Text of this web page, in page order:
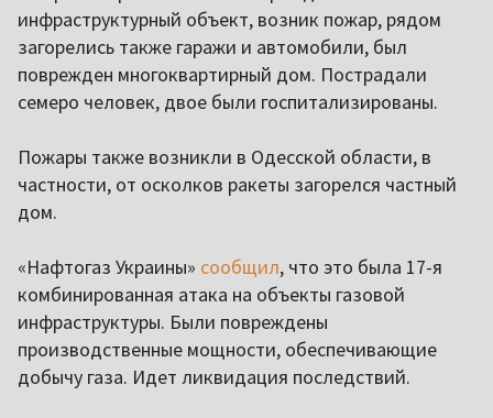
инфраструктурный объект, возник пожар, рядом
загорелись также гаражи и автомобили, был
поврежден многоквартирный дом. Пострадали
семеро человек, двое были госпитализированы.
Пожары также возникли в Одесской области, в
частности, от осколков ракеты загорелся частный
дом.
«Нафтогаз Украины» сообщил, что это была 17-я
комбинированная атака на объекты газовой
инфраструктуры. Были повреждены
производственные мощности, обеспечивающие
добычу газа. Идет ликвидация последствий.